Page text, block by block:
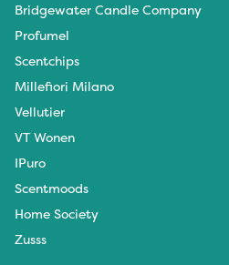
Bridgewater Candle Company
Profumel
Scentchips
Millefiori Milano
Vellutier
VT Wonen
IPuro
Scentmoods
Home Society
Zusss